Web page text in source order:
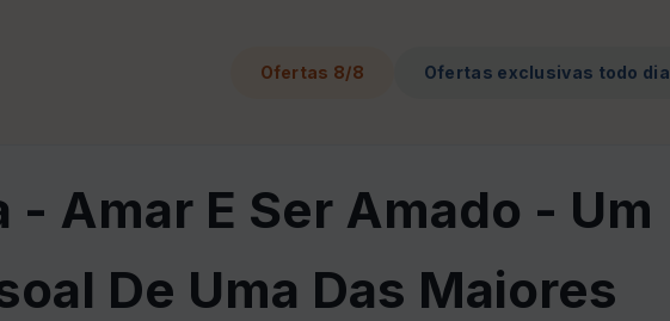
Ofertas 8/8 Ofertas exclusivas todo dia
- Amar E Ser Amado - Um
De Uma Das Maiores